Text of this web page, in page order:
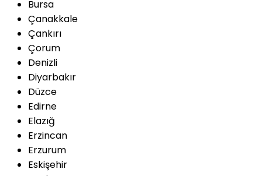
Bursa
Çanakkale
Çankırı
Çorum
Denizli
Diyarbakır
Düzce
Edirne
Elazığ
Erzincan
Erzurum
Eskişehir